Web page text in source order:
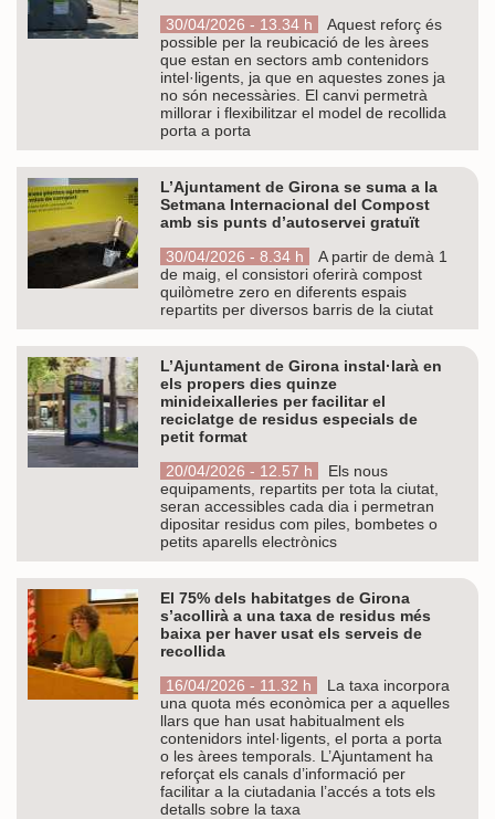
30/04/2026 - 13.34 h
Aquest reforç és
possible per la reubicació de les àrees
que estan en sectors amb contenidors
intel·ligents, ja que en aquestes zones ja
no són necessàries. El canvi permetrà
millorar i flexibilitzar el model de recollida
porta a porta
L’Ajuntament de Girona se suma a la
Setmana Internacional del Compost
amb sis punts d’autoservei gratuït
30/04/2026 - 8.34 h
A partir de demà 1
de maig, el consistori oferirà compost
quilòmetre zero en diferents espais
repartits per diversos barris de la ciutat
L’Ajuntament de Girona instal·larà en
els propers dies quinze
minideixalleries per facilitar el
reciclatge de residus especials de
petit format
20/04/2026 - 12.57 h
Els nous
equipaments, repartits per tota la ciutat,
seran accessibles cada dia i permetran
dipositar residus com piles, bombetes o
petits aparells electrònics
El 75% dels habitatges de Girona
s’acollirà a una taxa de residus més
baixa per haver usat els serveis de
recollida
16/04/2026 - 11.32 h
La taxa incorpora
una quota més econòmica per a aquelles
llars que han usat habitualment els
contenidors intel·ligents, el porta a porta
o les àrees temporals. L’Ajuntament ha
reforçat els canals d’informació per
facilitar a la ciutadania l’accés a tots els
detalls sobre la taxa